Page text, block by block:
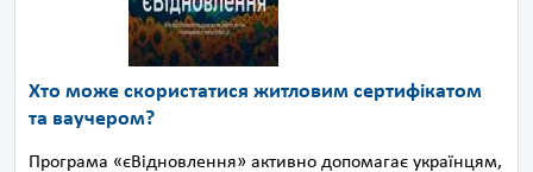
Хто може скористатися житловим сертифікатом
та ваучером?
Програма «єВідновлення» активно допомагає українцям,